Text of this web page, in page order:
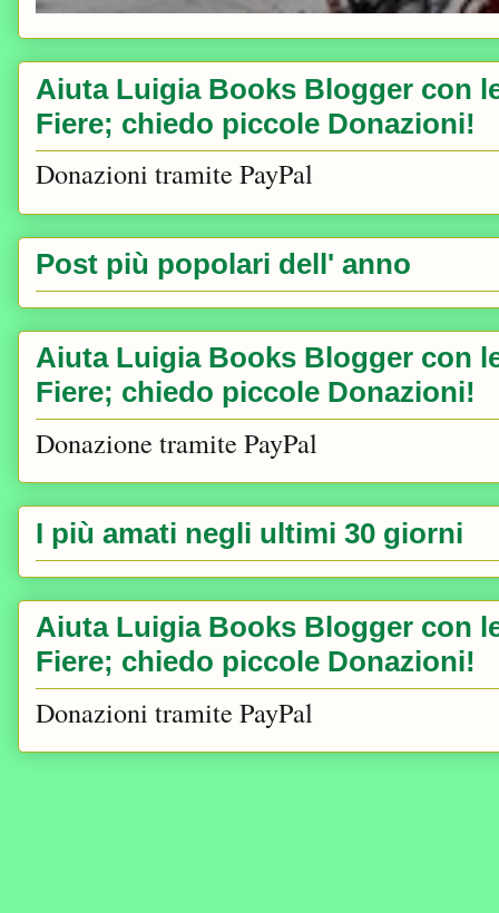
Aiuta Luigia Books Blogger con
Fiere; chiedo piccole Donazioni!
Donazioni tramite PayPal
Post più popolari dell' anno
Aiuta Luigia Books Blogger con
Fiere; chiedo piccole Donazioni!
Donazione tramite PayPal
I più amati negli ultimi 30 giorni
Aiuta Luigia Books Blogger con
Fiere; chiedo piccole Donazioni!
Donazioni tramite PayPal